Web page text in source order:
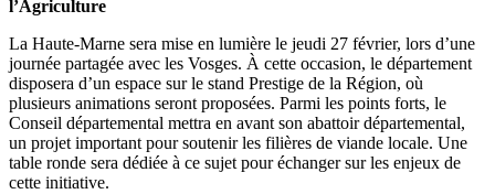
l’Agriculture
La Haute-Marne sera mise en lumière le jeudi 27 février, lors d’une
journée partagée avec les Vosges. À cette occasion, le département
disposera d’un espace sur le stand Prestige de la Région, où
plusieurs animations seront proposées. Parmi les points forts, le
Conseil départemental mettra en avant son abattoir départemental,
un projet important pour soutenir les filières de viande locale. Une
table ronde sera dédiée à ce sujet pour échanger sur les enjeux de
cette initiative.